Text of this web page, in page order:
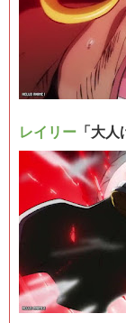
レイリー 「大